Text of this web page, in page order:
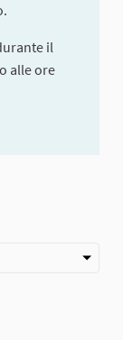
il
alle ore